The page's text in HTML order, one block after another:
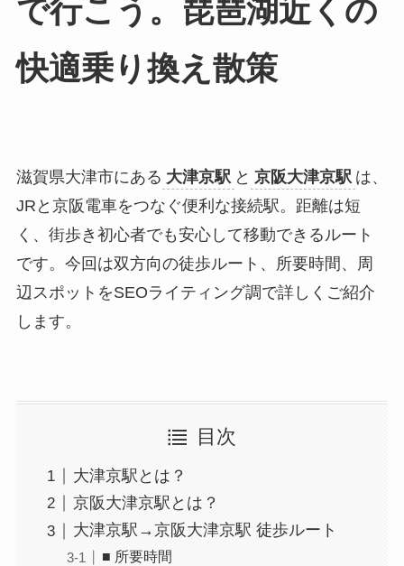
で行こう。琵琶湖近くの
快適乗り換え散策
滋賀県大津市にある 大津京駅 と 京阪大津京駅 は、
JRと京阪電車をつなぐ便利な接続駅。距離は短
く、街歩き初心者でも安心して移動できるルート
です。今回は双方向の徒歩ルート、所要時間、周
辺スポットをSEOライティング調で詳しくご紹介
します。
目次
大津京駅とは？
京阪大津京駅とは？
大津京駅→京阪大津京駅 徒歩ルート
■ 所要時間